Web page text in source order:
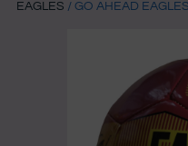
EAGLES / GO AHEAD